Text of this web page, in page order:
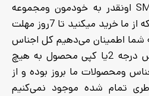
چراغ قوه مارک SMALLSUN اونقدر به خودمون ومجموعه
اعتماد داریم که هر کالایی که از ما خرید میکنید تا 7روز مهلت
شما اطمینان می‌دهیم کل اجناس
ما اورجینال بوده و از جنس درجه 2یا کپی محصول به هیچ
ومحصولات ما بروز بوده و از
تمام شده موجود نمی‌کنیم